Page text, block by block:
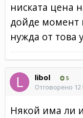
ниската цена
дойде момент
нужда от това
libol 5
Отговорено
Някой има ли